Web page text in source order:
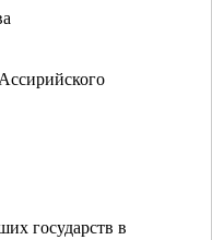
государств в